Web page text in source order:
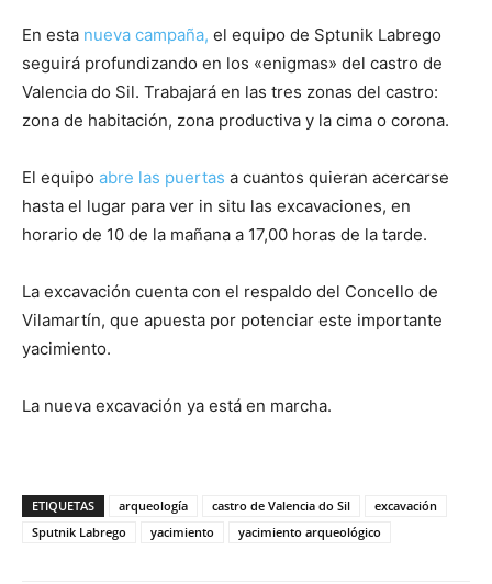
En esta nueva campaña, el equipo de Sptunik Labrego
seguirá profundizando en los «enigmas» del castro de
Valencia do Sil. Trabajará en las tres zonas del castro:
zona de habitación, zona productiva y la cima o corona.
El equipo abre las puertas a cuantos quieran acercarse
hasta el lugar para ver in situ las excavaciones, en
horario de 10 de la mañana a 17,00 horas de la tarde.
La excavación cuenta con el respaldo del Concello de
Vilamartín, que apuesta por potenciar este importante
yacimiento.
La nueva excavación ya está en marcha.
ETIQUETAS arqueología castro de Valencia do Sil
excavación
Sputnik Labrego
yacimiento yacimiento arqueológico